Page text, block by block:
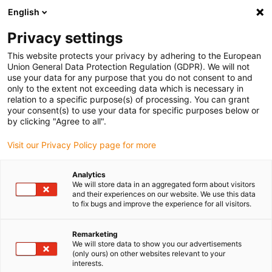
Veuillez choisir votre lieu de livraison
La sélection de la page pays/région peut influencer différents
facteurs tels que le prix, les options d'expédition et la disponibilité
des produits.
Voir tous les sites
Connaître l’état de la
English
Privacy settings
This website protects your privacy by adhering to the European
Union General Data Protection Regulation (GDPR). We will not
use your data for any purpose that you do not consent to and
only to the extent not exceeding data which is necessary in
relation to a specific purpose(s) of processing. You can grant
your consent(s) to use your data for specific purposes below or
by clicking "Agree to all".
Visit our Privacy Policy page for more
Analytics
We will store data in an aggregated form about visitors
and their experiences on our website. We use this data
to fix bugs and improve the experience for all visitors.
Remarketing
We will store data to show you our advertisements
(only ours) on other websites relevant to your
interests.